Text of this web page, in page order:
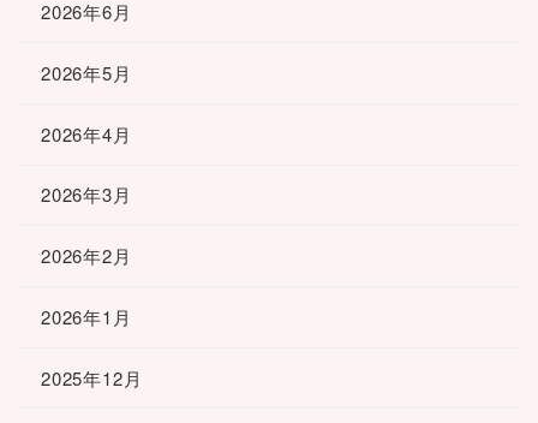
2026年6月
2026年5月
2026年4月
2026年3月
2026年2月
2026年1月
2025年12月